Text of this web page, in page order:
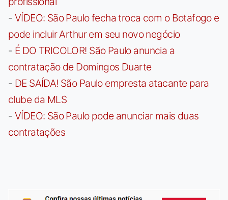
- VÍDEO: São Paulo fecha troca com o Botafogo e
pode incluir Arthur em seu novo negócio
- É DO TRICOLOR! São Paulo anuncia a
contratação de Domingos Duarte
- DE SAÍDA! São Paulo empresta atacante para
clube da MLS
- VÍDEO: São Paulo pode anunciar mais duas
contratações